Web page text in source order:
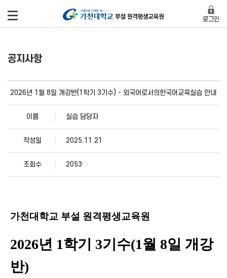
로그인
공지사항
2026년 1월 8일 개강반(1학기 3기수) - 외국어로서의한국어교육실습 안내
이름 실습 담당자
작성일 2025.11.21
조회수 2053
가천대학교 부설 원격평생교육원
2026년 1학기 3기수(1월 8일 개강
반)